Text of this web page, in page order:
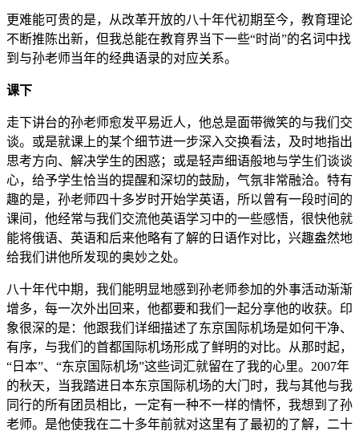
更难能可贵的是，从改革开放的八十年代初期至今，教育理论
不断推陈出新，但我总能在教育界当下一些“时尚”的名词中找
到与孙老师当年的经典语录的对应关系。
课下
走下讲台的孙老师愈发平易近人，他总是面带微笑的与我们交
谈。或是就课上的某个细节进一步深入交换看法，及时地指出
思考方向、解决学生的困惑；或是轻声细语般地与学生们谈谈
心，给予学生恰当的提醒和深切的鼓励，气氛非常融洽。特有
趣的是，孙老师四十多岁时开始学英语，所以曾有一段时间的
课间，他经常与我们交流他英语学习中的一些感悟，很快他就
能将俄语、英语和后来他略有了解的日语作对比，兴趣盎然地
给我们讲他所发现的奥妙之处。
八十年代中期，我们能明显地感到孙老师参加的外事活动渐渐
增多，每一次外出回来，他都要和我们一起分享他的收获。印
象很深的是：他跟我们详细描述了东京国际机场是如何干净、
有序，与我们的首都国际机场形成了鲜明的对比。从那时起，
“日本”、“东京国际机场”这些词汇就留在了我的心里。2007年
的秋天，当我踏进日本东京国际机场的大门时，我与其他与我
同行的所有团员相比，一定有一种不一样的情怀，我想到了孙
老师。是他使我在二十多年前就对这里有了最初的了解，二十